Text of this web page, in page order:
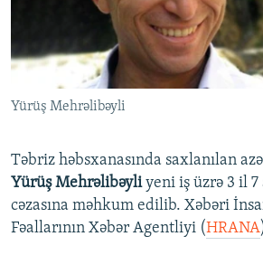
Yürüş Mehrəlibəyli
Təbriz həbsxanasında saxlanılan
Yürüş Mehrəlibəyliyeni iş üzrə 3 il 7
cəzasına məhkum edilib. Xəbəri
Fəallarının Xəbər Agentliyi (HRANA